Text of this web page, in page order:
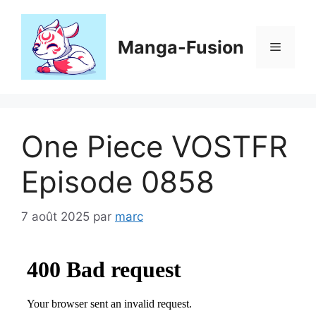
contenu
Manga-Fusion Menu
One Piece VOSTFR
Episode 0858
7 août 2025 par marc